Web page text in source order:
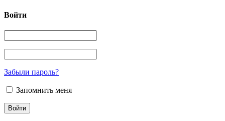
Войти
Забыли пароль?
Запомнить меня